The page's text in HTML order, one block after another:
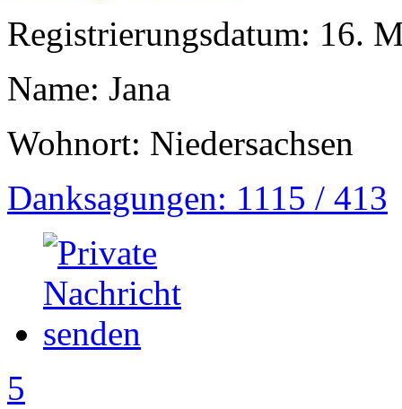
Registrierungsdatum: 16.
Name: Jana
Wohnort: Niedersachsen
Danksagungen: 1115 / 413
5